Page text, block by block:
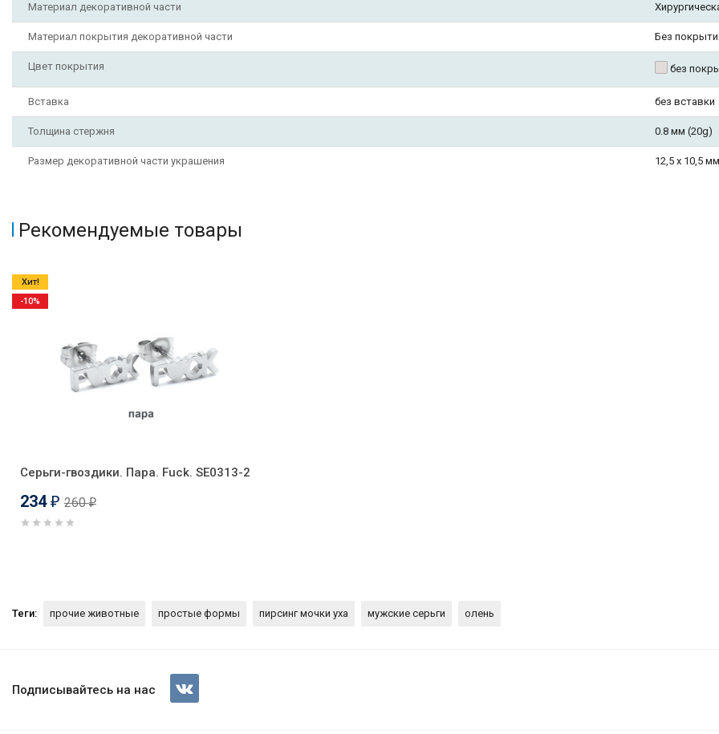
Материал декоративной части
Материал покрытия декоративной части Без
Цвет покрытия без
Вставка без вставки
Толщина стержня 0.8 мм (20g)
Размер декоративной части украшения 12,5 х 10,5 мм
Рекомендуемые товары
Серьги-гвоздики. Пара. Fuck. SE0313-2
234 ₽ 260₽
Хит!
-10%
Теги: прочие животные простые формы пирсинг мочки уха мужские серьги олень
Серьги-гвоздики. Пара. Олени. SE1303-2
Подписывайтесь на нас